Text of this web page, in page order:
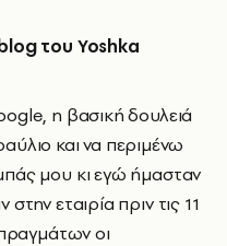
του Yoshka
η βασική δουλειά
και να περιμένω
μου κι εγώ ήμασταν
εταιρία πριν τις 11
οι